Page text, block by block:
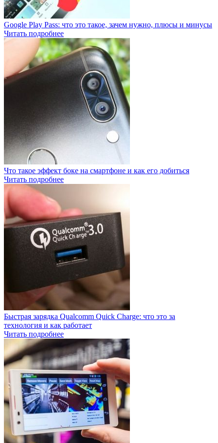
Google Play Pass: что это такое, зачем нужно, плюсы и минусы
Читать подробнее
Что такое эффект боке на смартфоне и как его добиться
Читать подробнее
Быстрая зарядка Qualcomm Quick Charge: что это за
технология и как работает
Читать подробнее